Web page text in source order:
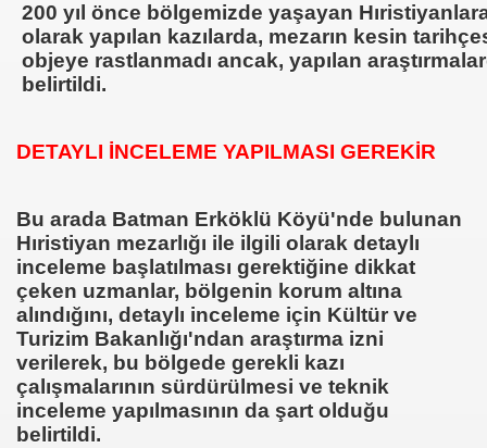
200 yıl önce bölgemizde yaşayan
olarak yapılan kazılarda, mezarın kesin
objeye rastlanmadı ancak, yapılan
belirtildi.
DETAYLI İNCELEME YAPILMASI GEREKİR
Bu arada Batman Erköklü Köyü'nde bulunan
Hıristiyan mezarlığı ile ilgili olarak detaylı
inceleme başlatılması gerektiğine dikkat
çeken uzmanlar, bölgenin korum altına
alındığını, detaylı inceleme için Kültür ve
Turizim Bakanlığı'ndan araştırma izni
verilerek, bu bölgede gerekli kazı
çalışmalarının sürdürülmesi ve teknik
inceleme yapılmasının da şart olduğu
belirtildi.